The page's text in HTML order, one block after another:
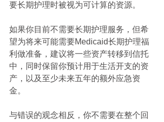
要长期护理时被视为可计算的资源。
如果你目前不需要长期护理服务，但希
望为将来可能需要Medicaid长期护理福
利做准备，建议将一些资产转移到信托
中，同时保留你预计用于生活开支的资
产，以及至少未来五年的额外应急资
金。
与错误的观念相反，你不需要在整个回